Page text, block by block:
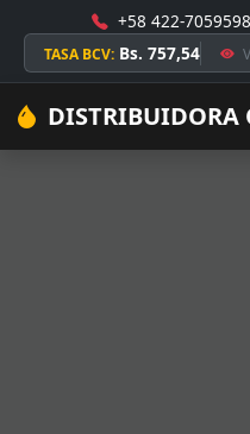
+58 422-7059598
TASA BCV: Bs. 757,54
DISTRIBUIDORA